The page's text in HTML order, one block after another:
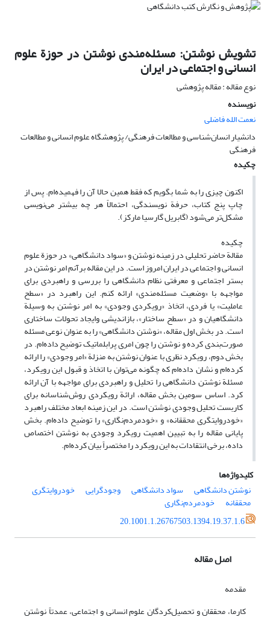
تشویش نوشتن: مسئله‌مندی نوشتن در حوزة علوم
انسانی و اجتماعی در ایران
نوع مقاله : مقاله پژوهشی
نویسنده
نعمت الله فاضلی
دانشیار انسان‌شناسی و مطالعات فرهنگی/ پژوهشگاه علوم انسانی و مطالعات
فرهنگی
چکیده
اکنون چیزی را به شما بگویم که فقط همین حالا آن را فهمیده‌ام. پس از
چاپ پنج کتاب، حرفة نویسندگی، احتمالاً هر چه بیشتر می‌نویسی
مشکل‌تر می‌شود (گابریل گارسیا مارکز).
چکیده
مقالة حاضر تحلیلی در زمینه نوشتن و «سواد دانشگاهی» در حوزة علوم
انسانی و اجتماعی در ایران امروز است. در این مقاله برآنم امر نوشتن در
بستر اجتماعی و معرفتی نظام دانشگاهی را بررسی و راهبردی برای
مواجهه با «وضعیت مسئله‌مندی» ارائه کنم. این راهبرد در «سطح
عاملیت» یا فردی، اتخاذ «رویکردی وجودی» به امر نوشتن به وسیلة
دانشگاهیان و در «سطح ساختار»، بازاندیشی وایجاد تحولات ساختاری
است. در بخش اول مقاله، «نوشتن دانشگاهی» را به عنوان نوعی مسئله
صورت‌بندی کرده و نوشتن را چون امری پرابلماتیک توضیح داده‌ام. در
بخش دوم، رویکرد نظری با عنوان نوشتن به منزلة «امر وجودی» را ارائه
کرده‌ام و نشان داده‌ام که چگونه می‌توان با اتخاذ و قبول این رویکرد،
مسئلة نوشتن دانشگاهی را تحلیل و راهبردی برای مواجهه با آن ارائه
کرد. اساس سومین بخش مقاله، ارائة رویکردی روش‌شناسانه برای
کاربست تحلیل وجودی نوشتن است. در این زمینه ابعاد مختلف راهبرد
«خودروایتگری محققانه» و «خودمردم‌نگاری» را توضیح داده‌ام. بخش
پایانی مقاله را به تبیین اهمیت رویکرد وجودی به نوشتن اختصاص
داده، برخی انتقادات به این رویکرد را مختصراً بیان کرده‌ام.
کلیدواژه‌ها
نوشتن دانشگاهی
سواد دانشگاهی وجودگرایی خودروایتگری
محققانه
خودمردم‌نگاری
20.1001.1.26767503.1394.19.37.1.6
اصل مقاله
مقدمه
کارما، محققان و تحصیل‌کردگان علوم انسانی و اجتماعی، عمدتاً نوشتن